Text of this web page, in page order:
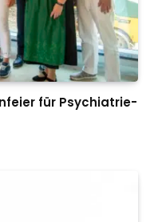
für Psychiatrie-